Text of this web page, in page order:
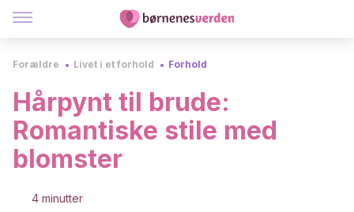
Forældre Livet i et forhold Forhold
Hårpynt til brude:
Romantiske stile med
blomster
4 minutter